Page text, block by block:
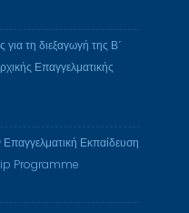
για τη διεξαγωγή της Β΄
Επαγγελματικής
Εκπαίδευση
Programme